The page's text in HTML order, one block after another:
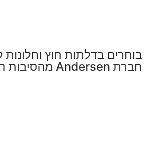
בוחרים בדלתות חוץ
חברת Andersen מהסיבות הבאות: